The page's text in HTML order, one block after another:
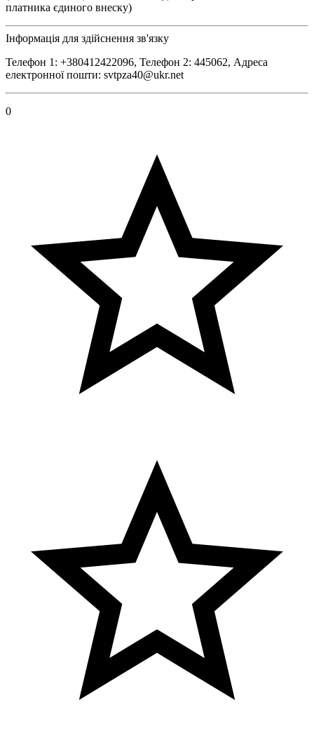
платника єдиного внеску)
Інформація для здійснення зв'язку
Телефон 1: +380412422096, Телефон 2: 445062, Адреса
електронної пошти: svtpza40@ukr.net
0